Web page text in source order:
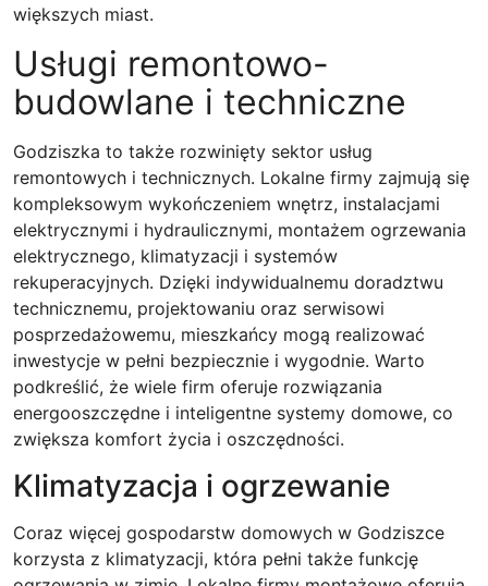
większych miast.
Usługi remontowo-
budowlane i techniczne
Godziszka to także rozwinięty sektor usług
remontowych i technicznych. Lokalne firmy zajmują się
kompleksowym wykończeniem wnętrz, instalacjami
elektrycznymi i hydraulicznymi, montażem ogrzewania
elektrycznego, klimatyzacji i systemów
rekuperacyjnych. Dzięki indywidualnemu doradztwu
technicznemu, projektowaniu oraz serwisowi
posprzedażowemu, mieszkańcy mogą realizować
inwestycje w pełni bezpiecznie i wygodnie. Warto
podkreślić, że wiele firm oferuje rozwiązania
energooszczędne i inteligentne systemy domowe, co
zwiększa komfort życia i oszczędności.
Klimatyzacja i ogrzewanie
Coraz więcej gospodarstw domowych w Godziszce
korzysta z klimatyzacji, która pełni także funkcję